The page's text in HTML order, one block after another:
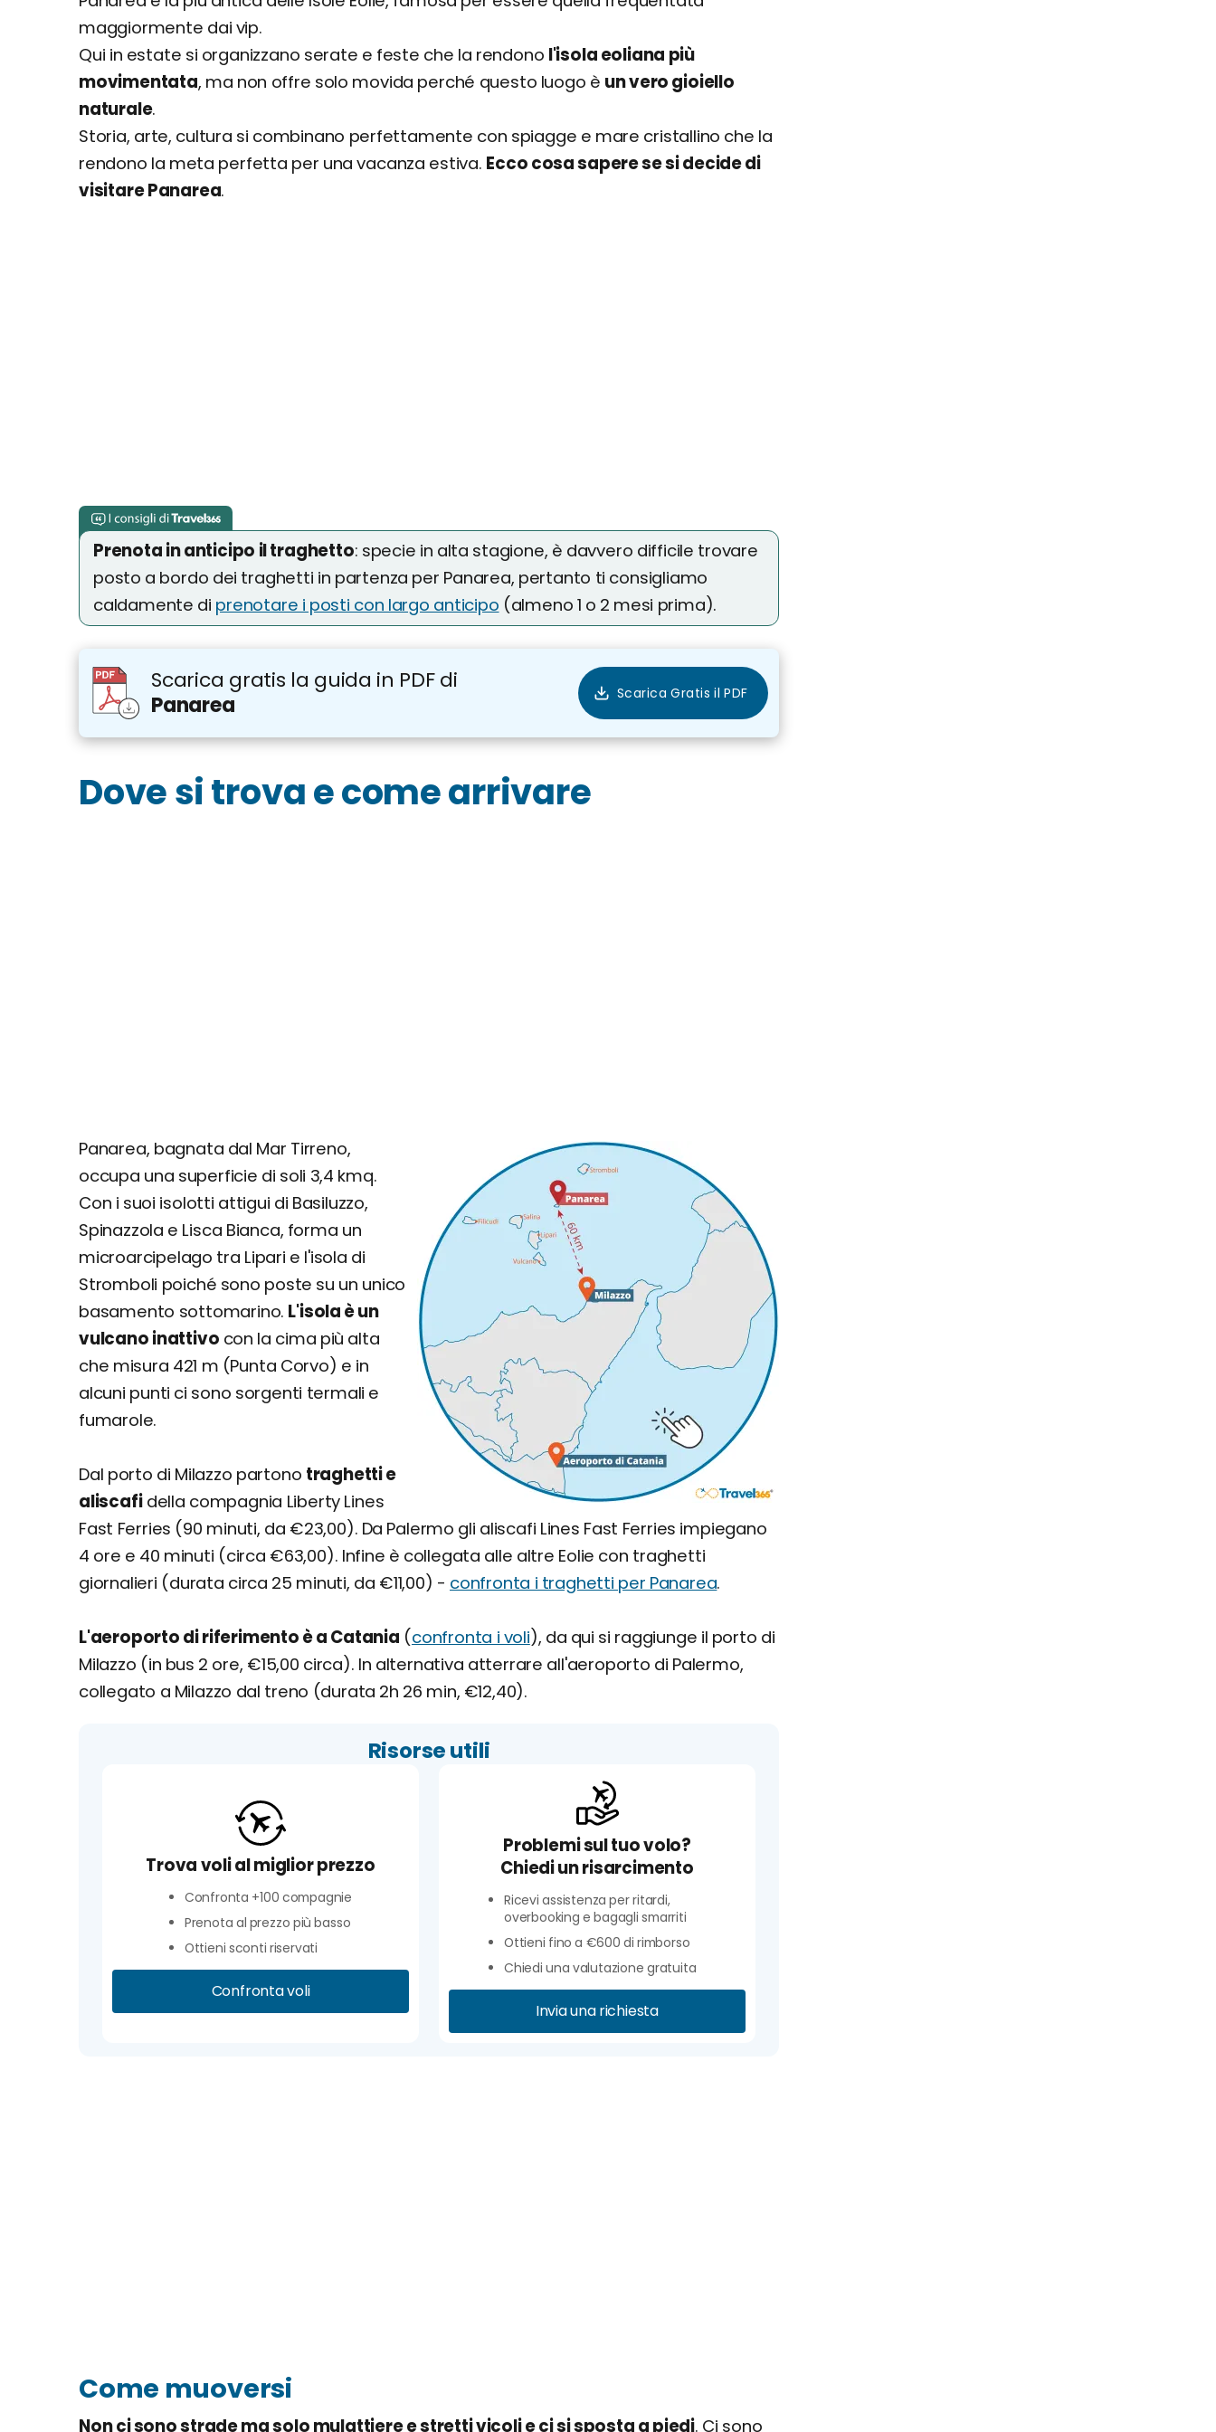
maggiormente dai vip.
Qui in estate si organizzano serate e feste che la rendono l'isola eoliana più
movimentata, ma non offre solo movida perché questo luogo è un vero gioiello
naturale.
Storia, arte, cultura si combinano perfettamente con spiagge e mare cristallino che la
rendono la meta perfetta per una vacanza estiva. Ecco cosa sapere se si decide di
visitare Panarea.
Prenota in anticipo il traghetto: specie in alta stagione, è davvero difficile trovare
posto a bordo dei traghetti in partenza per Panarea, pertanto ti consigliamo
caldamente di prenotare i posti con largo anticipo (almeno 1 o 2 mesi prima).
Scarica gratis la guida in PDF di
Panarea
Dove si trova e come arrivare
Panarea, bagnata dal Mar Tirreno,
occupa una superficie di soli 3,4 kmq.
Con i suoi isolotti attigui di Basiluzzo,
Spinazzola e Lisca Bianca, forma un
microarcipelago tra Lipari e l'isola di
Stromboli poiché sono poste su un unico
basamento sottomarino. L'isola è un
vulcano inattivo con la cima più alta
che misura 421 m (Punta Corvo) e in
alcuni punti ci sono sorgenti termali e
fumarole.
Dal porto di Milazzo partono traghetti e
aliscafidella compagnia Liberty Lines
Fast Ferries (90 minuti, da €23,00). Da Palermo gli aliscafi Lines Fast Ferries impiegano
4 ore e 40 minuti (circa €63,00). Infine è collegata alle altre Eolie con traghetti
giornalieri (durata circa 25 minuti, da €11,00) - confronta i traghetti per Panarea.
L'aeroporto di riferimento è a Catania (confronta i voli), da qui si raggiunge il porto di
Milazzo (in bus 2 ore, €15,00 circa). In alternativa atterrare all'aeroporto di Palermo,
collegato a Milazzo dal treno (durata 2h 26 min, €12,40).
Risorse utili
Trova voli al miglior prezzo
Confronta +100 compagnie
Prenota al prezzo più basso
Ottieni sconti riservati
Confronta voli
Problemi sul tuo volo?
Chiedi un risarcimento
Ricevi assistenza per ritardi,
overbooking e bagagli smarriti
Ottieni fino a €600 di rimborso
Chiedi una valutazione gratuita
Invia una richiesta
Come muoversi
Non ci sono strade ma solo mulattiere e stretti vicoli e ci si sposta a piedi. Ci sono